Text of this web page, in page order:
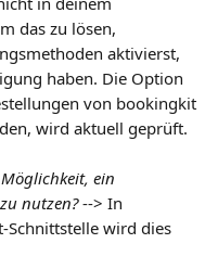
das zu lösen,
aktivierst,
haben. Die Option
von bookingkit
wird aktuell geprüft.
ein
nutzen? --> In
Schnittstelle wird dies